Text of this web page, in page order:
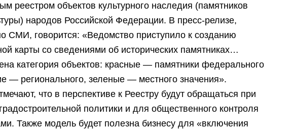
реестром объектов культурного наследия (памятников
народов Российской Федерации. В пресс-релизе,
СМИ, говорится: «Ведомство приступило к созданию
карты со сведениями об исторических памятниках…
категория объектов: красные — памятники федерального
— регионального, зеленые — местного значения».
что в перспективе к Реестру будут обращаться при
политики и для общественного контроля
Также модель будет полезна бизнесу для «включения